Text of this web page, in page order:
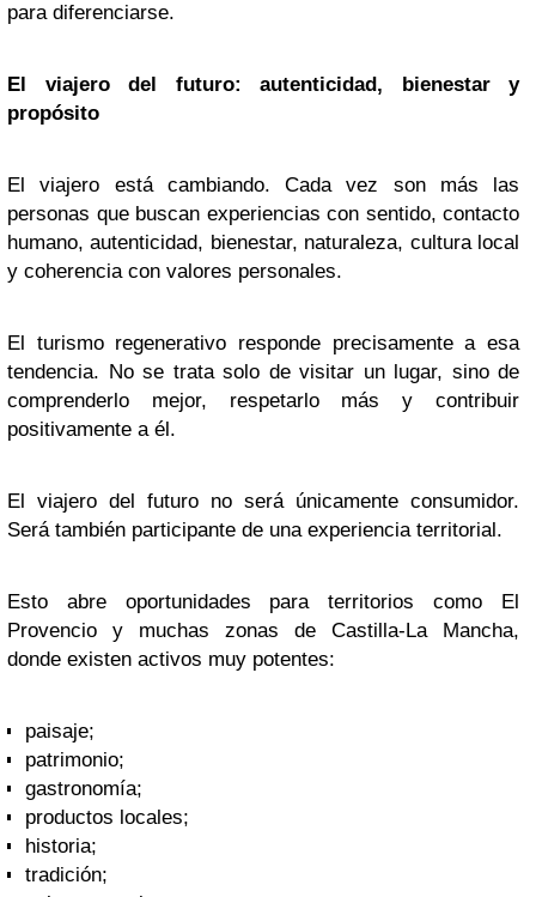
para diferenciarse.
El viajero del futuro: autenticidad, bienestar y
propósito
El viajero está cambiando. Cada vez son más las
personas que buscan experiencias con sentido, contacto
humano, autenticidad, bienestar, naturaleza, cultura local
y coherencia con valores personales.
El turismo regenerativo responde precisamente a esa
tendencia. No se trata solo de visitar un lugar, sino de
comprenderlo mejor, respetarlo más y contribuir
positivamente a él.
El viajero del futuro no será únicamente consumidor.
Será también participante de una experiencia territorial.
Esto abre oportunidades para territorios como El
Provencio y muchas zonas de Castilla-La Mancha,
donde existen activos muy potentes:
paisaje;
patrimonio;
gastronomía;
productos locales;
historia;
tradición;